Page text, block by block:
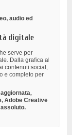
audio ed
digitale
serve per
Dalla grafica al
contenuti social,
e completo per
Adobe Creative